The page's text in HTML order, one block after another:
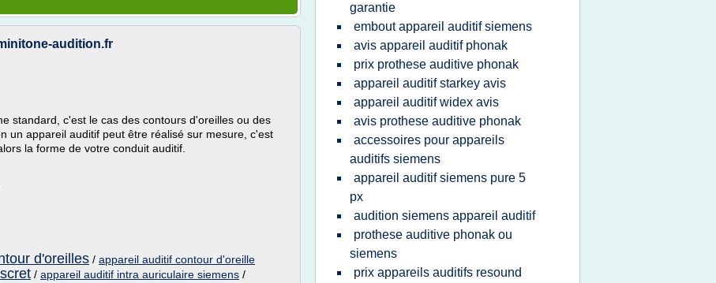
audition.fr
standard, c'est le cas des contours d'oreilles ou des
un appareil auditif peut être réalisé sur mesure, c'est
la forme de votre conduit auditif.
d'oreilles / appareil auditif contour d'oreille
/ appareil auditif intra auriculaire siemens /
garantie
embout appareil auditif siemens
avis appareil auditif phonak
prix prothese auditive phonak
appareil auditif starkey avis
appareil auditif widex avis
avis prothese auditive phonak
accessoires pour appareils
auditifs siemens
appareil auditif siemens pure 5
px
audition siemens appareil auditif
prothese auditive phonak ou
siemens
prix appareils auditifs resound